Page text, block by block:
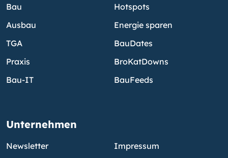
Bau
Ausbau
TGA
Praxis
Bau-IT
Hotspots
Energie sparen
BauDates
BroKatDowns
BauFeeds
Unternehmen
Newsletter
Impressum